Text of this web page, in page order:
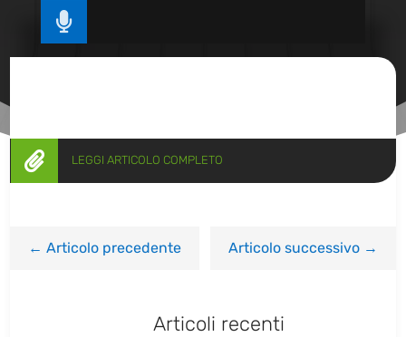

 LEGGI ARTICOLO COMPLETO
←Articolo precedente Articolo successivo→
Articoli recenti